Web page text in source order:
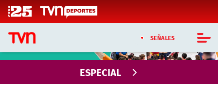
Click acá para ir directamente al contenido
SEÑALES
CASTING MASTERCHEF CHILE
PROFESORES EXCEPCIONALES
ESPECIAL